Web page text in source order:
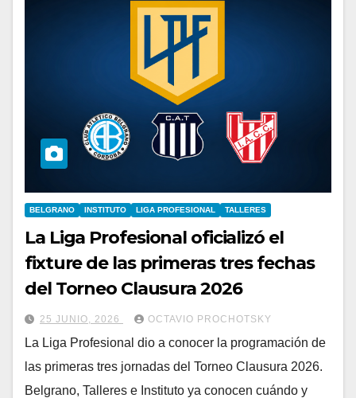
BELGRANO INSTITUTO LIGA PROFESIONAL TALLERES
La Liga Profesional oficializó el
fixture de las primeras tres fechas
del Torneo Clausura 2026
25 JUNIO, 2026 OCTAVIO PROCHOTSKY
La Liga Profesional dio a conocer la programación de
las primeras tres jornadas del Torneo Clausura 2026.
Belgrano, Talleres e Instituto ya conocen cuándo y